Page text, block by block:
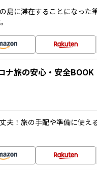
島に滞在することになった
ナ旅の安心・安全BOOK
夫！旅の手配や準備に使え